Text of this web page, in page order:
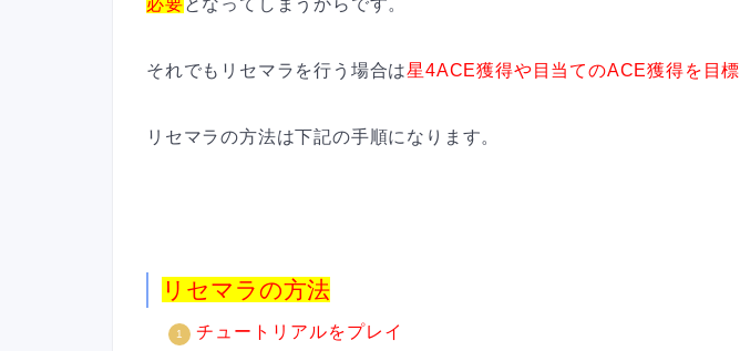
それでもリセマラを行う場合は星4ACE獲得や目当てのACE獲得を目標
リセマラの方法は下記の手順になります。
リセマラの方法
チュートリアルをプレイ